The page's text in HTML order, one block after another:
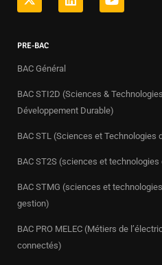
PRE-BAC
BAC Général
BAC STI2D (Sciences &
Développement Durable)
BAC STL (Sciences et Technologies
BAC ST2S (sciences et
BAC STMG (sciences et
gestion)
BAC PRO MELEC (Métiers de
connectés)